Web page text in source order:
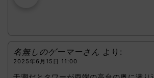
名無しのゲーマーさん より:
2025年6月15日 11:00